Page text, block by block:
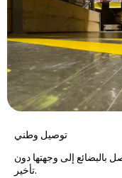
توصيل وطني
بالبضائع إلى وجهتها دون
تأخير.